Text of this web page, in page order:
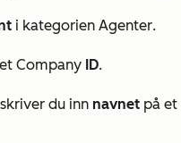
i kategorien Agenter.
Company ID.
skriver du inn navnet på et